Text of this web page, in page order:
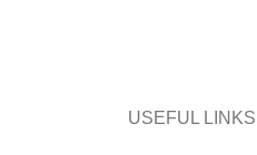
USEFUL LINKS